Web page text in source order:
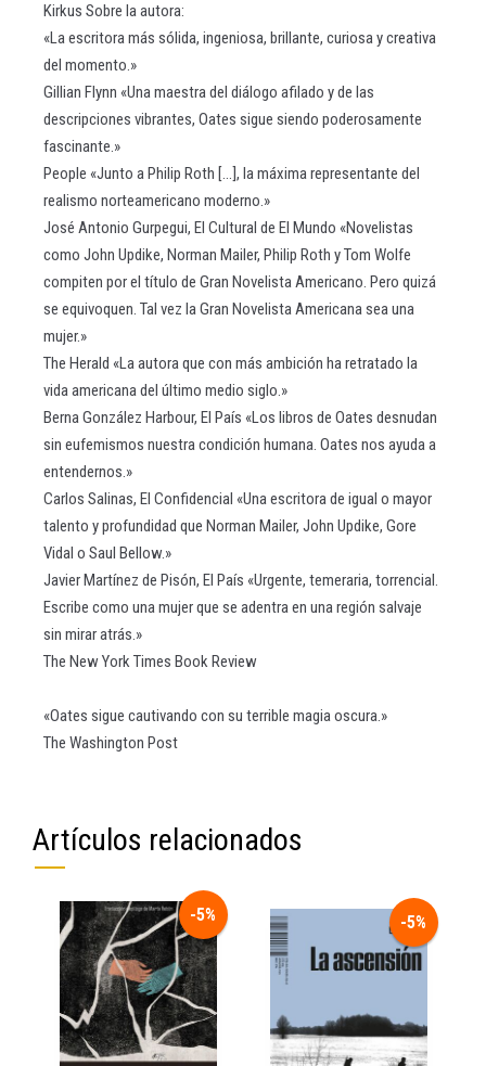
Kirkus Sobre la autora:
«La escritora más sólida, ingeniosa, brillante, curiosa y creativa
del momento.»
Gillian Flynn «Una maestra del diálogo afilado y de las
descripciones vibrantes, Oates sigue siendo poderosamente
fascinante.»
People «Junto a Philip Roth [...], la máxima representante del
realismo norteamericano moderno.»
José Antonio Gurpegui, El Cultural de El Mundo «Novelistas
como John Updike, Norman Mailer, Philip Roth y Tom Wolfe
compiten por el título de Gran Novelista Americano. Pero quizá
se equivoquen. Tal vez la Gran Novelista Americana sea una
mujer.»
The Herald «La autora que con más ambición ha retratado la
vida americana del último medio siglo.»
Berna González Harbour, El País «Los libros de Oates desnudan
sin eufemismos nuestra condición humana. Oates nos ayuda a
entendernos.»
Carlos Salinas, El Confidencial «Una escritora de igual o mayor
talento y profundidad que Norman Mailer, John Updike, Gore
Vidal o Saul Bellow.»
Javier Martínez de Pisón, El País «Urgente, temeraria, torrencial.
Escribe como una mujer que se adentra en una región salvaje
sin mirar atrás.»
The New York Times Book Review
«Oates sigue cautivando con su terrible magia oscura.»
The Washington Post
Artículos relacionados
-5% -5%